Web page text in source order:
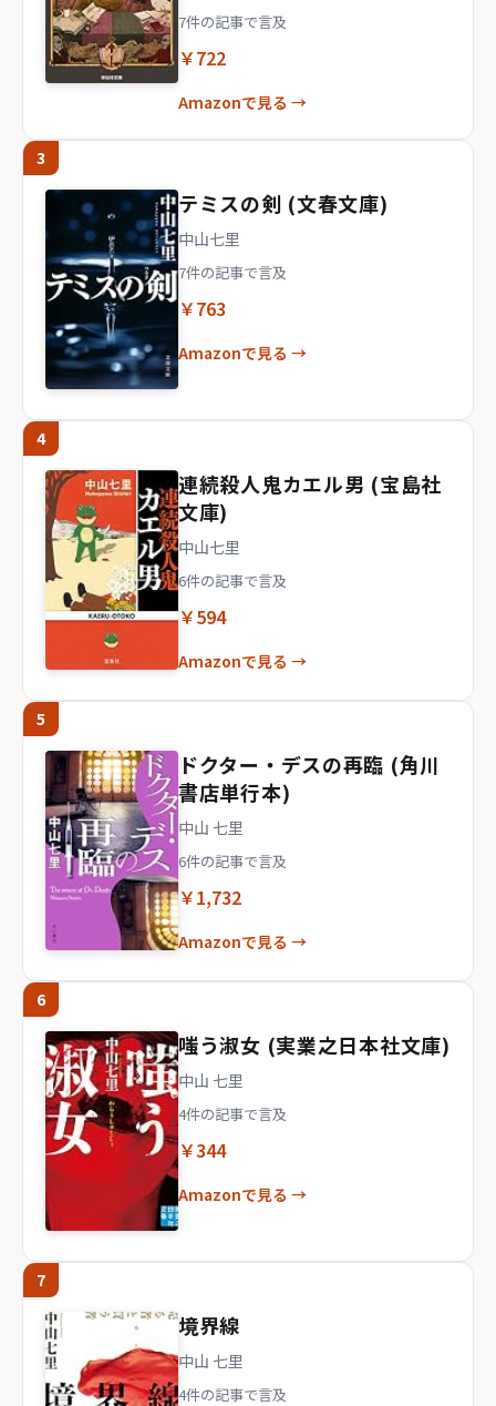
7件の記事で言及
￥722
Amazonで見る →
3
テミスの剣 (文春文庫)
中山七里
7件の記事で言及
￥763
Amazonで見る →
4
連続殺人鬼カエル男 (宝島社
文庫)
中山七里
6件の記事で言及
￥594
Amazonで見る →
5
ドクター・デスの再臨 (角川
書店単行本)
中山 七里
6件の記事で言及
￥1,732
Amazonで見る →
6
嗤う淑女 (実業之日本社文庫)
中山 七里
4件の記事で言及
￥344
Amazonで見る →
7
境界線
中山 七里
4件の記事で言及